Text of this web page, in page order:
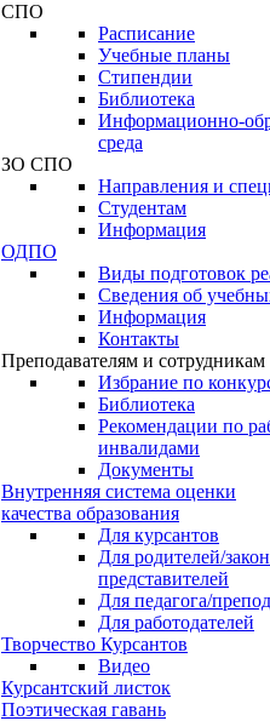
СПО
Расписание
Учебные планы
Стипендии
Библиотека
Информационно-
среда
ЗО СПО
Направления и
Студентам
Информация
ОДПО
Виды подготовок
Сведения об
Информация
Контакты
Преподавателям и сотрудникам
Избрание по
Библиотека
Рекомендации по
инвалидами
Документы
Внутренняя система оценки
качества образования
Для курсантов
Для родителей/
представителей
Для педагога/
Для работодателей
Творчество Курсантов
Видео
Курсантский листок
Поэтическая гавань